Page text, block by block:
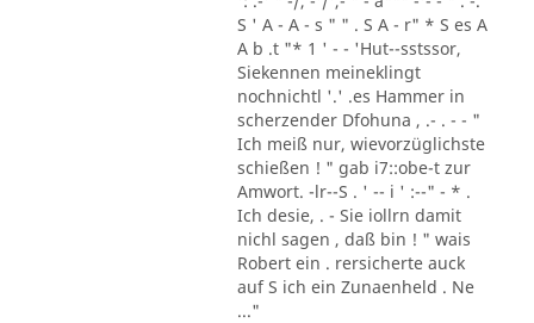
S ' A - A - s " " . S A - r" * S es A
A b .t "* 1 ' - - 'Hut--sstssor,
Siekennen meineklingt
nochnichtl '.' .es Hammer in
scherzender Dfohuna , .- . - - "
Ich meiß nur, wievorzüglichste
schießen ! " gab i7::obe-t zur
Amwort. -lr--S . ' -- i ' :--" - * .
Ich desie, . - Sie iollrn damit
nichl sagen , daß bin ! " wais
Robert ein . rersicherte auck
auf S ich ein Zunaenheld . Ne
..."